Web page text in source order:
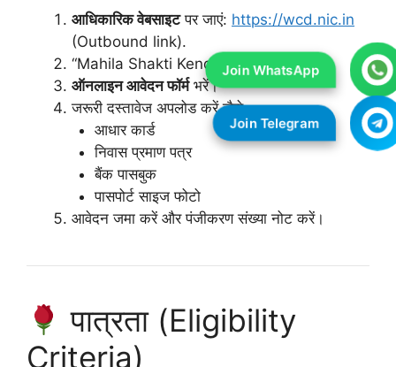
आधिकारिक वेबसाइटपर जाएं: https://wcd.nic.in
(Outbound link).
“Mahila Shakti Kendra” सेक्शन चुनें।
ऑनलाइन आवेदन फॉर्मभरें।
जरूरी दस्तावेज अपलोड करें जैसे —
आधार कार्ड
निवास प्रमाण पत्र
बैंक पासबुक
पासपोर्ट साइज फोटो
आवेदन जमा करें और पंजीकरण संख्या नोट करें।
पात्रता (Eligibility
Criteria)